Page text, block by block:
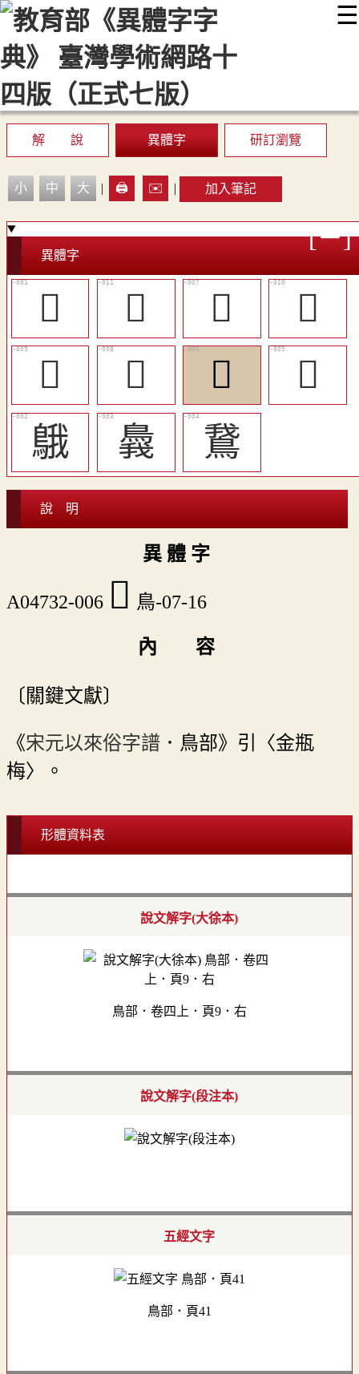
☰
::: 最新消息 常見問題 編輯說明
顯示模式
網站導覽
解 說 異體字 研訂瀏覽
小 中 大 | 🖨️ ✉️ | 加入筆記
異體字
𨿍 󶺧 󶺣
󶺦
󶺥
󶺤 󶺢
󶺡
䳘
䳗 鵞
說 明
異 體 字
A04732-006 󶺢 鳥-07-16
內 容
〔關鍵文獻〕
《宋元以來俗字譜 ．鳥部》引〈金瓶
梅〉。
形體資料表
說文解字(大徐本)
鳥部．卷四上．頁9．右
說文解字(段注本)
五經文字
鳥部．頁41